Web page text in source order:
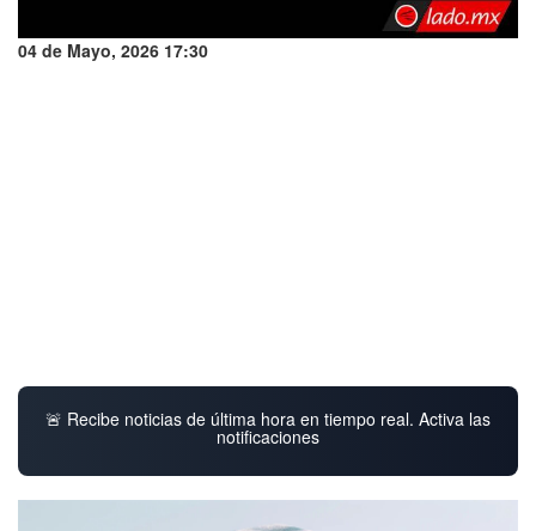
04 de Mayo, 2026 17:30
🚨 Recibe noticias de última hora en tiempo real. Activa las
notificaciones